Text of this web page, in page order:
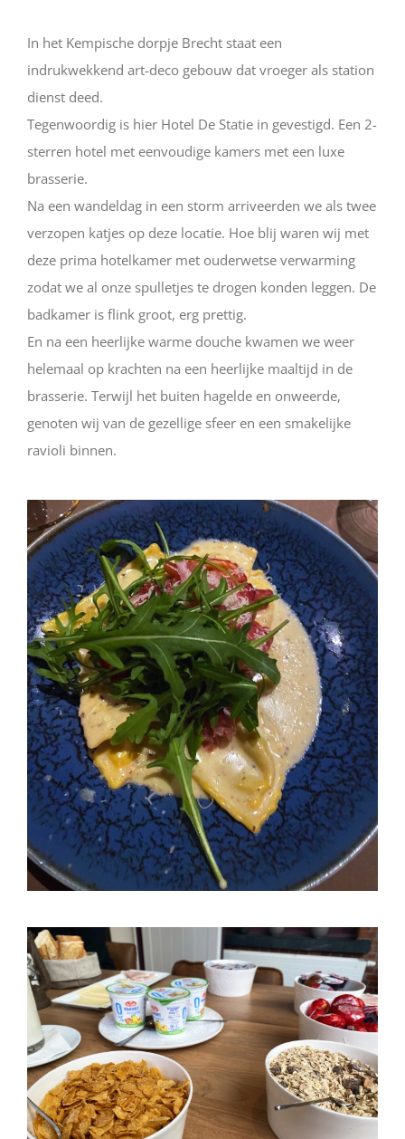
In het Kempische dorpje Brecht staat een
indrukwekkend art-deco gebouw dat vroeger als station
dienst deed.
Tegenwoordig is hier Hotel De Statie in gevestigd. Een 2-
sterren hotel met eenvoudige kamers met een luxe
brasserie.
Na een wandeldag in een storm arriveerden we als twee
verzopen katjes op deze locatie. Hoe blij waren wij met
deze prima hotelkamer met ouderwetse verwarming
zodat we al onze spulletjes te drogen konden leggen. De
badkamer is flink groot, erg prettig.
En na een heerlijke warme douche kwamen we weer
helemaal op krachten na een heerlijke maaltijd in de
brasserie. Terwijl het buiten hagelde en onweerde,
genoten wij van de gezellige sfeer en een smakelijke
ravioli binnen.